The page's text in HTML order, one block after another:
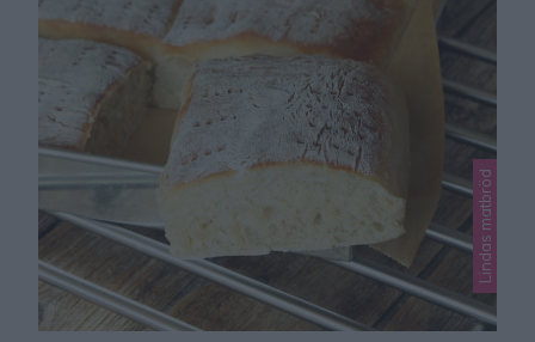
Lindas matbröd